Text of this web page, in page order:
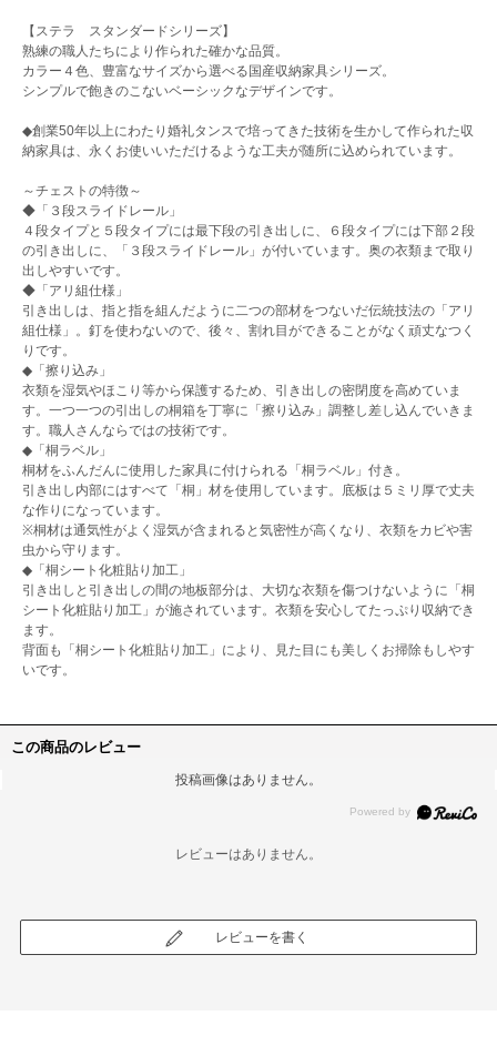
【ステラ スタンダードシリーズ】
熟練の職人たちにより作られた確かな品質。
カラー４色、豊富なサイズから選べる国産収納家具シリーズ。
シンプルで飽きのこないベーシックなデザインです。
◆創業50年以上にわたり婚礼タンスで培ってきた技術を生かして作られた収
納家具は、永くお使いいただけるような工夫が随所に込められています。
～チェストの特徴～
◆「３段スライドレール」
４段タイプと５段タイプには最下段の引き出しに、６段タイプには下部２段
の引き出しに、「３段スライドレール」が付いています。奥の衣類まで取り
出しやすいです。
◆「アリ組仕様」
引き出しは、指と指を組んだように二つの部材をつないだ伝統技法の「アリ
組仕様」。釘を使わないので、後々、割れ目ができることがなく頑丈なつく
りです。
◆「擦り込み」
衣類を湿気やほこり等から保護するため、引き出しの密閉度を高めていま
す。一つ一つの引出しの桐箱を丁寧に「擦り込み」調整し差し込んでいきま
す。職人さんならではの技術です。
◆「桐ラベル」
桐材をふんだんに使用した家具に付けられる「桐ラベル」付き。
引き出し内部にはすべて「桐」材を使用しています。底板は５ミリ厚で丈夫
な作りになっています。
※桐材は通気性がよく湿気が含まれると気密性が高くなり、衣類をカビや害
虫から守ります。
◆「桐シート化粧貼り加工」
引き出しと引き出しの間の地板部分は、大切な衣類を傷つけないように「桐
シート化粧貼り加工」が施されています。衣類を安心してたっぷり収納でき
ます。
背面も「桐シート化粧貼り加工」により、見た目にも美しくお掃除もしやす
いです。
この商品のレビュー
投稿画像はありません。
レビューはありません。
レビューを書く